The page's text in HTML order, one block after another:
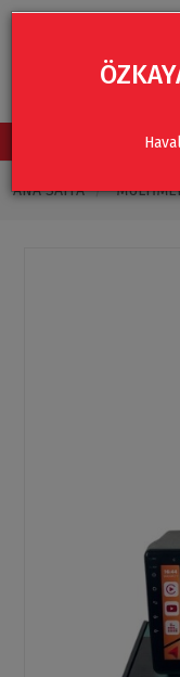
TÜM KATEGORİLER
ANA SAYFA